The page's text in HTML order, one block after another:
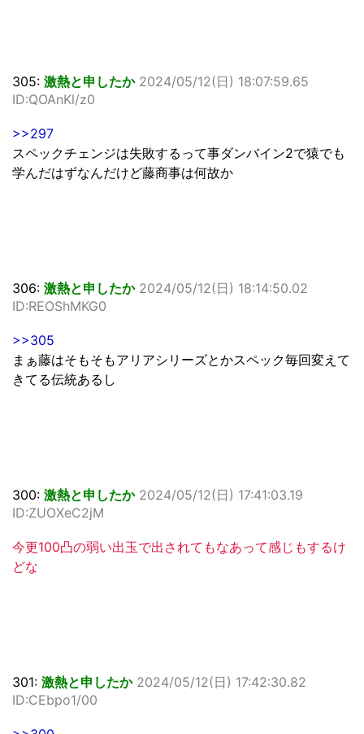
305: 激熱と申したか 2024/05/12(日) 18:07:59.65
ID:QOAnKl/z0
>>297
スペックチェンジは失敗するって事ダンバイン2で猿でも
学んだはずなんだけど藤商事は何故か
306: 激熱と申したか 2024/05/12(日) 18:14:50.02
ID:REOShMKG0
>>305
まぁ藤はそもそもアリアシリーズとかスペック毎回変えて
きてる伝統あるし
300: 激熱と申したか 2024/05/12(日) 17:41:03.19
ID:ZUOXeC2jM
今更100凸の弱い出玉で出されてもなあって感じもするけ
どな
301: 激熱と申したか 2024/05/12(日) 17:42:30.82
ID:CEbpo1/00